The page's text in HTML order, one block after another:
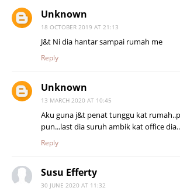
Unknown
18 OCTOBER 2019 AT 21:13
J&t Ni dia hantar sampai rumah me
Reply
Unknown
13 MARCH 2020 AT 10:45
Aku guna j&t penat tunggu kat
pun...last dia suruh ambik kat office dia..
Reply
Susu Efferty
30 JUNE 2020 AT 11:32